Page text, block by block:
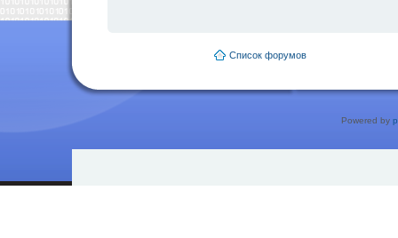
Список форумов
Powered by